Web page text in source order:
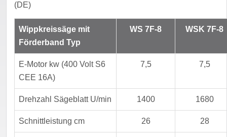
(DE)
Wippkreissäge mit
Förderband Typ
WS 7F-8 WSK 7F-8
E-Motor kw (400 Volt S6
CEE 16A)
7,5 7,5
Drehzahl Sägeblatt U/min 1400 1680
Schnittleistung cm 26 28